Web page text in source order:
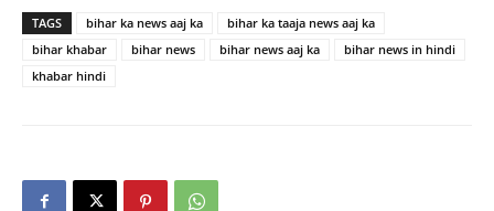
TAGS bihar ka news aaj ka
bihar ka taaja news aaj ka
bihar khabar
bihar news bihar news aaj ka
bihar news in hindi
khabar hindi